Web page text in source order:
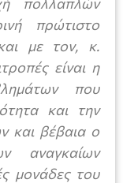
πρώτιστο
με τον, κ.
είναι η
που
και την
και βέβαια ο
αναγκαίων
μονάδες του